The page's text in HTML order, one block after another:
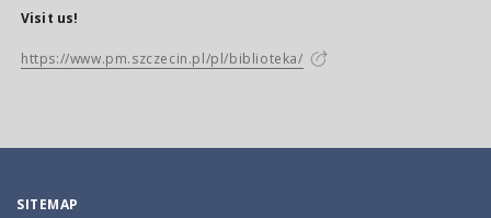
Visit us!
https://www.pm.szczecin.pl/pl/biblioteka/
SITEMAP